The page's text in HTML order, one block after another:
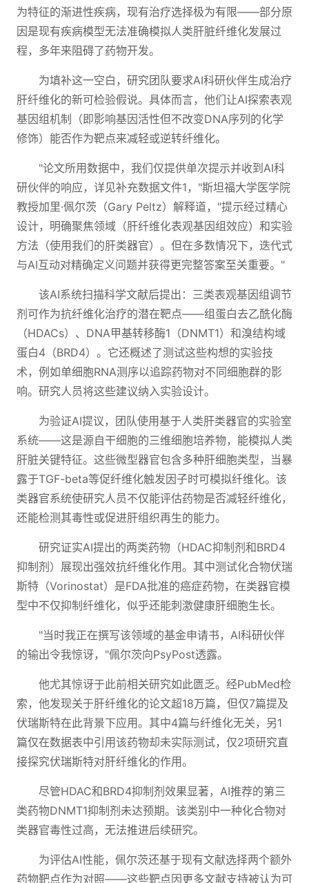
为特征的渐进性疾病，现有治疗选择极为有限——部分原
因是现有疾病模型无法准确模拟人类肝脏纤维化发展过
程，多年来阻碍了药物开发。
为填补这一空白，研究团队要求AI科研伙伴生成治疗
肝纤维化的新可检验假说。具体而言，他们让AI探索表观
基因组机制（即影响基因活性但不改变DNA序列的化学
修饰）能否作为靶点来减轻或逆转纤维化。
"论文所用数据中，我们仅提供单次提示并收到AI科
研伙伴的响应，详见补充数据文件1，"斯坦福大学医学院
教授加里·佩尔茨（Gary Peltz）解释道，"提示经过精心
设计，明确聚焦领域（肝纤维化表观基因组效应）和实验
方法（使用我们的肝类器官）。但在多数情况下，迭代式
与AI互动对精确定义问题并获得更完整答案至关重要。"
该AI系统扫描科学文献后提出：三类表观基因组调节
剂可作为抗纤维化治疗的潜在靶点——组蛋白去乙酰化酶
（HDACs）、DNA甲基转移酶1（DNMT1）和溴结构域
蛋白4（BRD4）。它还概述了测试这些构想的实验技
术，例如单细胞RNA测序以追踪药物对不同细胞群的影
响。研究人员将这些建议纳入实验设计。
为验证AI提议，团队使用基于人类肝类器官的实验室
系统——这是源自干细胞的三维细胞培养物，能模拟人类
肝脏关键特征。这些微型器官包含多种肝细胞类型，当暴
露于TGF-beta等促纤维化触发因子时可模拟纤维化。该
类器官系统使研究人员不仅能评估药物是否减轻纤维化，
还能检测其毒性或促进肝组织再生的能力。
研究证实AI提出的两类药物（HDAC抑制剂和BRD4
抑制剂）展现出强效抗纤维化作用。其中测试化合物伏瑞
斯特（Vorinostat）是FDA批准的癌症药物，在类器官模
型中不仅抑制纤维化，似乎还能刺激健康肝细胞生长。
"当时我正在撰写该领域的基金申请书，AI科研伙伴
的输出令我惊讶，"佩尔茨向PsyPost透露。
他尤其惊讶于此前相关研究如此匮乏。经PubMed检
索，他发现关于肝纤维化的论文超18万篇，但仅7篇提及
伏瑞斯特在此背景下应用。其中4篇与纤维化无关，另1
篇仅在数据表中引用该药物却未实际测试，仅2项研究直
接探究伏瑞斯特对肝纤维化的作用。
尽管HDAC和BRD4抑制剂效果显著，AI推荐的第三
类药物DNMT1抑制剂未达预期。该类别中一种化合物对
类器官毒性过高，无法推进后续研究。
为评估AI性能，佩尔茨还基于现有文献选择两个额外
药物靶点作为对照——这些靶点因更多文献支持被认为可